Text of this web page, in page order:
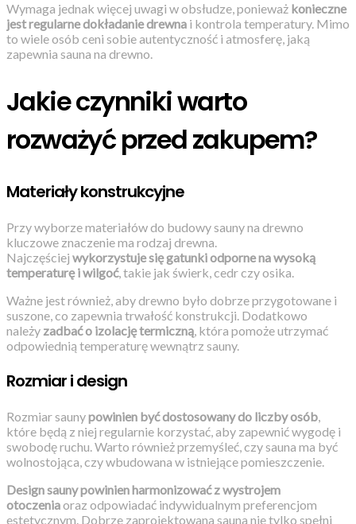
Wymaga jednak więcej uwagi w obsłudze, ponieważ konieczne
jest regularne dokładanie drewna i kontrola temperatury. Mimo
to wiele osób ceni sobie autentyczność i atmosferę, jaką
zapewnia sauna na drewno.
Jakie czynniki warto
rozważyć przed zakupem?
Materiały konstrukcyjne
Przy wyborze materiałów do budowy sauny na drewno
kluczowe znaczenie ma rodzaj drewna.
Najczęściej wykorzystuje się gatunki odporne na wysoką
temperaturę i wilgoć, takie jak świerk, cedr czy osika.
Ważne jest również, aby drewno było dobrze przygotowane i
suszone, co zapewnia trwałość konstrukcji. Dodatkowo
należy zadbać o izolację termiczną, która pomoże utrzymać
odpowiednią temperaturę wewnątrz sauny.
Rozmiar i design
Rozmiar saunypowinien być dostosowany do liczby osób,
które będą z niej regularnie korzystać, aby zapewnić wygodę i
swobodę ruchu. Warto również przemyśleć, czy sauna ma być
wolnostojąca, czy wbudowana w istniejące pomieszczenie.
Design sauny powinien harmonizować z wystrojem
otoczeniaoraz odpowiadać indywidualnym preferencjom
estetycznym. Dobrze zaprojektowana sauna nie tylko spełni